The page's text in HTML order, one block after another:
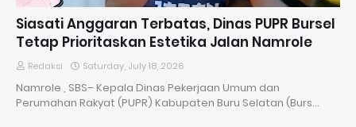
Siasati Anggaran Terbatas, Dinas PUPR Bursel
Tetap Prioritaskan Estetika Jalan Namrole
Redaksi Saturday, July 18, 2026
Namrole , SBS– Kepala Dinas Pekerjaan Umum dan
Perumahan Rakyat (PUPR) Kabupaten Buru Selatan (Burs…